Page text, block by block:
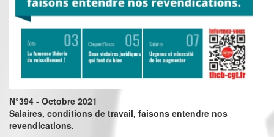
N°394 - Octobre 2021
Salaires, conditions de travail, faisons entendre nos
revendications.